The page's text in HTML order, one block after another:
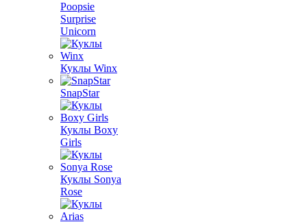
Poopsie
Surprise
Unicorn
Куклы Winx
SnapStar
Куклы Boxy
Girls
Куклы Sonya
Rose